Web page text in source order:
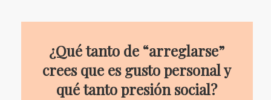
¿Qué tanto de “arreglarse”
crees que es gusto personal y
qué tanto presión social?